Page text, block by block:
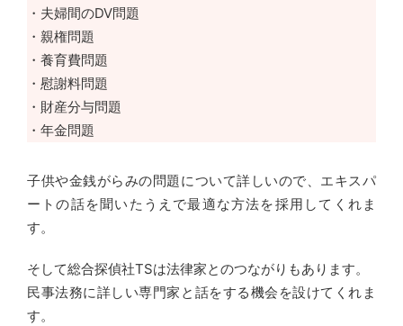
・夫婦間のDV問題
・親権問題
・養育費問題
・慰謝料問題
・財産分与問題
・年金問題
子供や金銭がらみの問題について詳しいので、エキスパ
ートの話を聞いたうえで最適な方法を採用してくれま
す。
そして総合探偵社TSは法律家とのつながりもあります。
民事法務に詳しい専門家と話をする機会を設けてくれま
す。